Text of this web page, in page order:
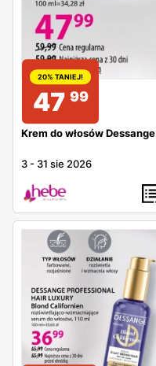
20% TANIEJ!
47 99
Krem do włosów Dessange
3 - 31 sie 2026